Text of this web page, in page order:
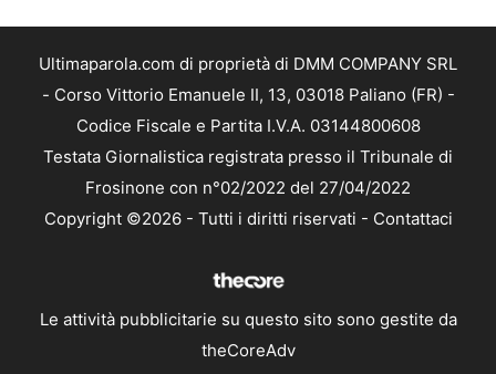
Ultimaparola.com di proprietà di DMM COMPANY SRL
- Corso Vittorio Emanuele II, 13, 03018 Paliano (FR) -
Codice Fiscale e Partita I.V.A. 03144800608
Testata Giornalistica registrata presso il Tribunale di
Frosinone con n°02/2022 del 27/04/2022
Copyright ©2026 - Tutti i diritti riservati - Contattaci
Le attività pubblicitarie su questo sito sono gestite da
theCoreAdv